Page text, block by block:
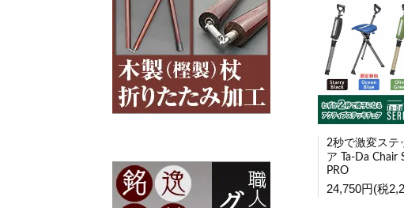
2秒で激変ステ
ア Ta-Da Chair
PRO
24,750円(税